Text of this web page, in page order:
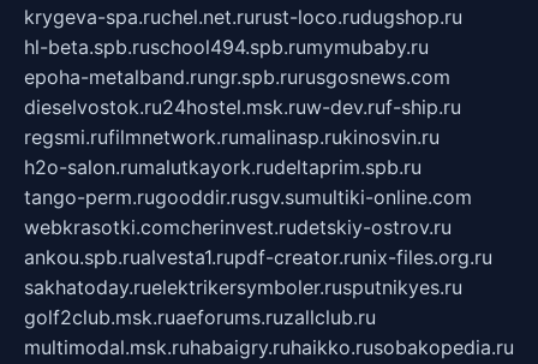
krygeva-spa.ruchel.net.rurust-loco.rudugshop.ru
hl-beta.spb.ruschool494.spb.rumymubaby.ru
epoha-metalband.rungr.spb.rurusgosnews.com
dieselvostok.ru24hostel.msk.ruw-dev.ruf-ship.ru
regsmi.rufilmnetwork.rumalinasp.rukinosvin.ru
h2o-salon.rumalutkayork.rudeltaprim.spb.ru
tango-perm.rugooddir.rusgv.sumultiki-online.com
webkrasotki.comcherinvest.rudetskiy-ostrov.ru
ankou.spb.rualvesta1.rupdf-creator.runix-files.org.ru
sakhatoday.ruelektrikersymboler.rusputnikyes.ru
golf2club.msk.ruaeforums.ruzallclub.ru
multimodal.msk.ruhabaigry.ruhaikko.rusobakopedia.ru